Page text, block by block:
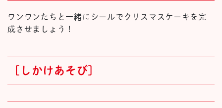
ワンワンたちと一緒にシールでクリスマスケーキを完
成させましょう！
[しかけあそび]